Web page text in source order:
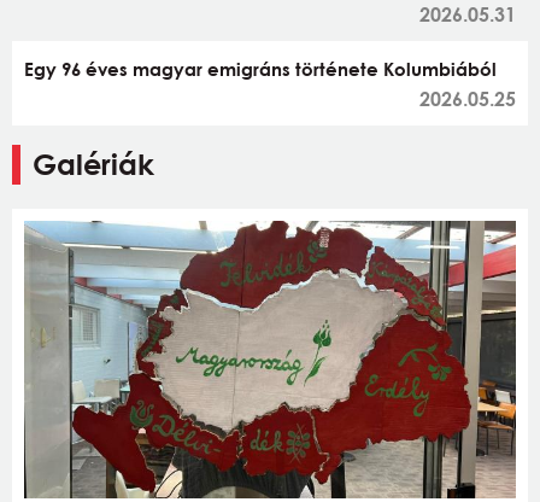
2026.05.31
Egy 96 éves magyar emigráns története Kolumbiából
2026.05.25
Galériák